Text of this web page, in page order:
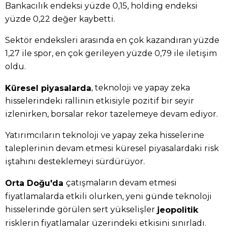
Bankacılık endeksi yüzde 0,15, holding endeksi
yüzde 0,22 değer kaybetti.
Sektör endeksleri arasında en çok kazandıran yüzde
1,27 ile spor, en çok gerileyen yüzde 0,79 ile iletişim
oldu.
Küresel piyasalarda, teknoloji ve yapay zeka
hisselerindeki rallinin etkisiyle pozitif bir seyir
izlenirken, borsalar rekor tazelemeye devam ediyor.
Yatırımcıların teknoloji ve yapay zeka hisselerine
taleplerinin devam etmesi küresel piyasalardaki risk
iştahını desteklemeyi sürdürüyor.
Orta Doğu'da çatışmaların devam etmesi
fiyatlamalarda etkili olurken, yeni günde teknoloji
hisselerinde görülen sert yükselişler jeopolitik
risklerin fiyatlamalar üzerindeki etkisini sınırladı.